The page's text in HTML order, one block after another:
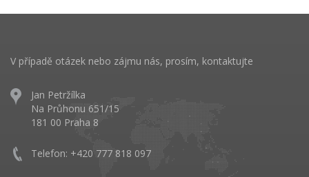
V případě otázek nebo zájmu nás, prosím, kontaktujte
Jan Petržílka
Na Průhonu 651/15
181 00 Praha 8
Telefon: +420 777 818 097